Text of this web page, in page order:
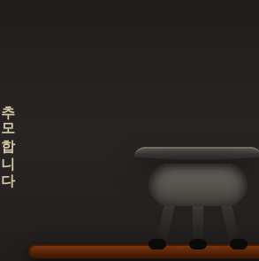
추모합니다